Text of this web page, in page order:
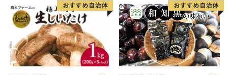
切にしたい」、「ふるさとの発展に貢献したい」という
気持ちを形にするものですが、ご支援の受け付けは出身
者に限定したものではありません。どなたでも結構で
す。
•この制度による寄附を自治体へ行った場合、現在お住